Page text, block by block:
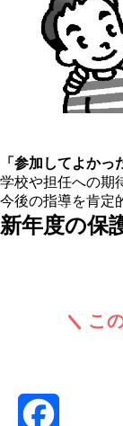
「参加してよか
学校や担任への期
今後の指導を肯定
新年度の保
こ